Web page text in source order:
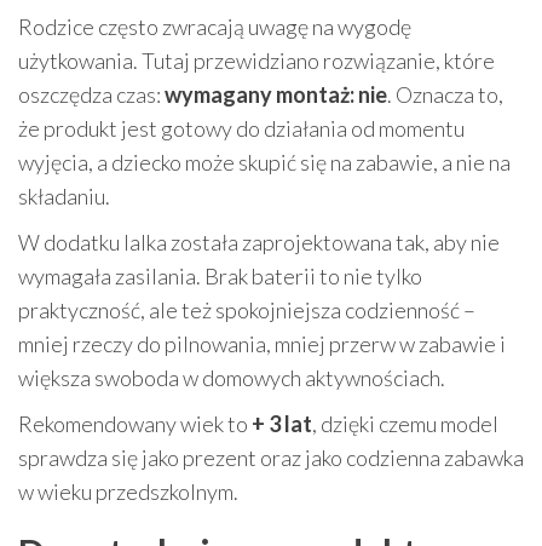
Rodzice często zwracają uwagę na wygodę
użytkowania. Tutaj przewidziano rozwiązanie, które
oszczędza czas:wymagany montaż: nie. Oznacza to,
że produkt jest gotowy do działania od momentu
wyjęcia, a dziecko może skupić się na zabawie, a nie na
składaniu.
W dodatku lalka została zaprojektowana tak, aby nie
wymagała zasilania. Brak baterii to nie tylko
praktyczność, ale też spokojniejsza codzienność –
mniej rzeczy do pilnowania, mniej przerw w zabawie i
większa swoboda w domowych aktywnościach.
Rekomendowany wiek to + 3 lat, dzięki czemu model
sprawdza się jako prezent oraz jako codzienna zabawka
w wieku przedszkolnym.